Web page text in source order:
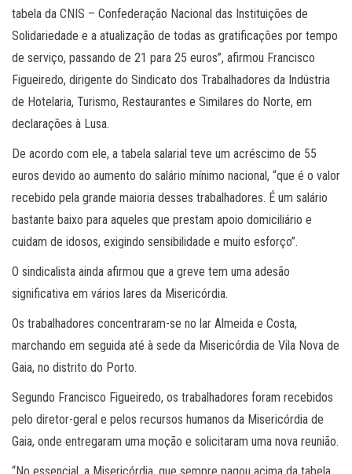
tabela da CNIS – Confederação Nacional das Instituições de
Solidariedade e a atualização de todas as gratificações por tempo
de serviço, passando de 21 para 25 euros”, afirmou Francisco
Figueiredo, dirigente do Sindicato dos Trabalhadores da Indústria
de Hotelaria, Turismo, Restaurantes e Similares do Norte, em
declarações à Lusa.
De acordo com ele, a tabela salarial teve um acréscimo de 55
euros devido ao aumento do salário mínimo nacional, “que é o valor
recebido pela grande maioria desses trabalhadores. É um salário
bastante baixo para aqueles que prestam apoio domiciliário e
cuidam de idosos, exigindo sensibilidade e muito esforço”.
O sindicalista ainda afirmou que a greve tem uma adesão
significativa em vários lares da Misericórdia.
Os trabalhadores concentraram-se no lar Almeida e Costa,
marchando em seguida até à sede da Misericórdia de Vila Nova de
Gaia, no distrito do Porto.
Segundo Francisco Figueiredo, os trabalhadores foram recebidos
pelo diretor-geral e pelos recursos humanos da Misericórdia de
Gaia, onde entregaram uma moção e solicitaram uma nova reunião.
“No essencial, a Misericórdia, que sempre pagou acima da tabela